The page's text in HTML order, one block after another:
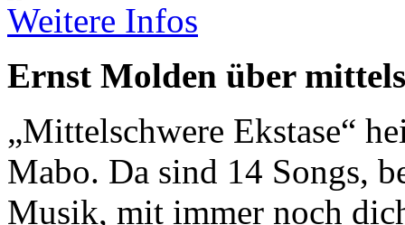
Weitere Infos
Ernst Molden über
„Mittelschwere Ekstase“
Mabo. Da sind 14 Songs,
Musik, mit immer noch